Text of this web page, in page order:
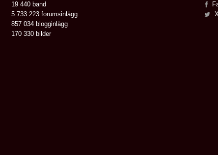
19 440 band
5 733 223 forumsinlägg
857 034 blogginlägg
170 330 bilder